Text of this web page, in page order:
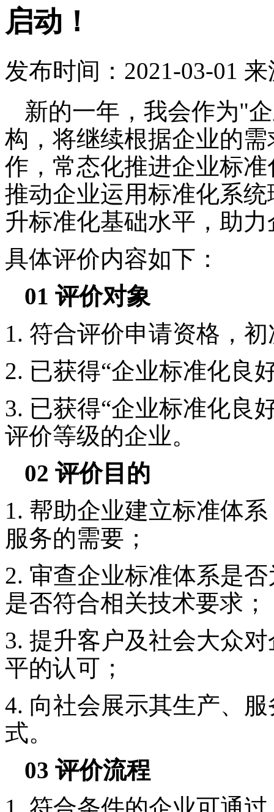
启动！
发布时间：2021-03-01
新的一年，我会作为"
构，将继续根据企业的
作，常态化推进企业标
推动企业运用标准化系
升标准化基础水平，助
具体评价内容如下：
01 评价对象
1. 符合评价申请资格，
2. 已获得“企业标准化良
3. 已获得“企业标准化良
评价等级的企业。
02 评价目的
1. 帮助企业建立标准体
服务的需要；
2. 审查企业标准体系是
是否符合相关技术要求；
3. 提升客户及社会大众
平的认可；
4. 向社会展示其生产、
式。
03 评价流程